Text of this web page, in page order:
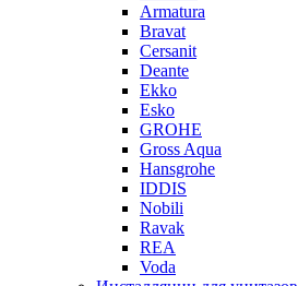
Armatura
Bravat
Cersanit
Deante
Ekko
Esko
GROHE
Gross Aqua
Hansgrohe
IDDIS
Nobili
Ravak
REA
Voda